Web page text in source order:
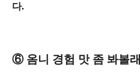
다.
⑥ 옴니 경험 맛 좀 봐볼